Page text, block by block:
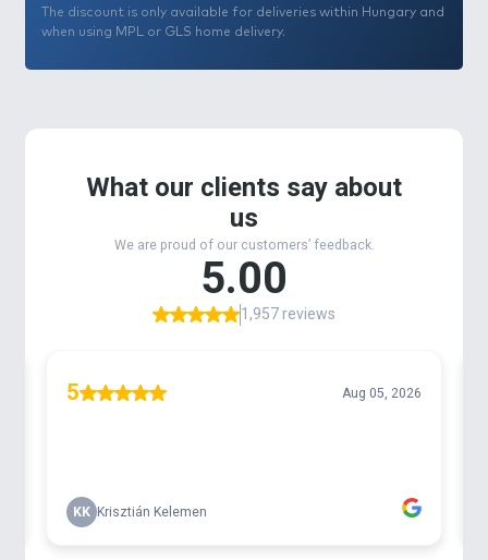
The discount is only available for deliveries within Hungary and
when using MPL or GLS home delivery.